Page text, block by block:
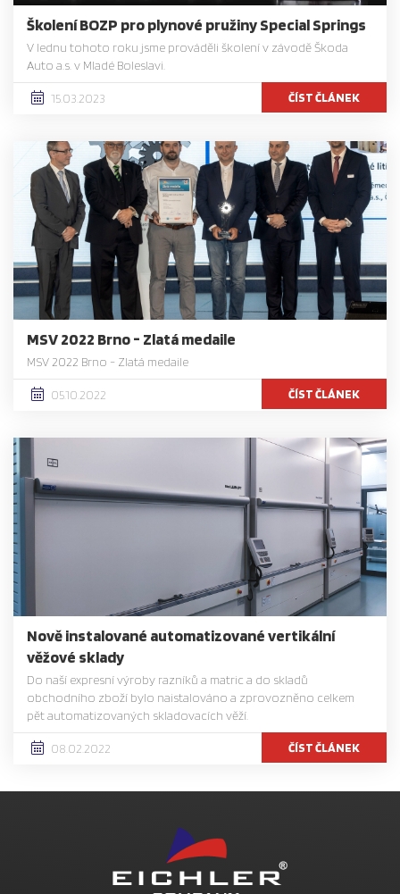
Školení BOZP pro plynové pružiny Special Springs
V lednu tohoto roku jsme prováděli školení v závodě Škoda
Auto a.s. v Mladé Boleslavi.
15.03.2023 ČÍST ČLÁNEK
MSV 2022 Brno - Zlatá medaile
MSV 2022 Brno - Zlatá medaile
05.10.2022 ČÍST ČLÁNEK
Nově instalované automatizované vertikální
věžové sklady
Do naší expresní výroby razníků a matric a do skladů
obchodního zboží bylo naistalováno a zprovozněno celkem
pět automatizovaných skladovacích věží.
08.02.2022 ČÍST ČLÁNEK